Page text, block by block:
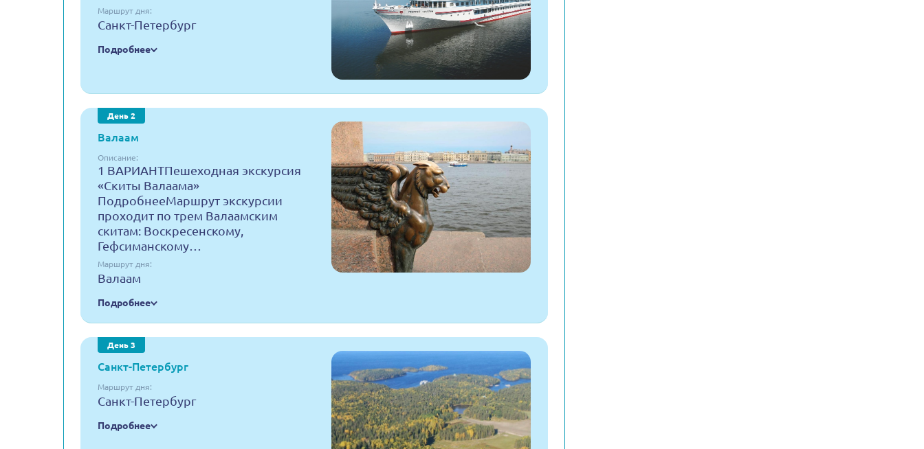
Маршрут дня:
Санкт-Петербург
Подробнее
День 2
Валаам
Описание:
1 ВАРИАНТПешеходная экскурсия
«Скиты Валаама»
ПодробнееМаршрут экскурсии
проходит по трем Валаамским
скитам: Воскресенскому,
Гефсиманскому…
Маршрут дня:
Валаам
Подробнее
День 3
Санкт-Петербург
Маршрут дня:
Санкт-Петербург
Подробнее